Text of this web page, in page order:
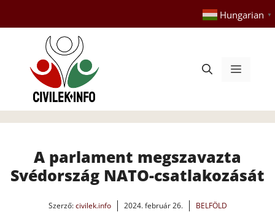
tartalomba
Hungarian ▼
Menü
A parlament megszavazta
Svédország NATO-csatlakozását
Szerző:civilek.info 2024. február 26. BELFÖLD